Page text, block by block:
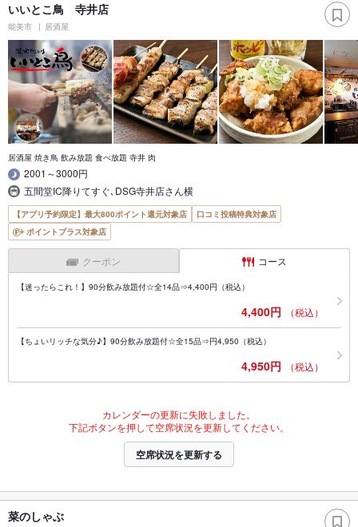
いいとこ鳥 寺井店
能美市 居酒屋
居酒屋 焼き鳥 飲み放題 食べ放題 寺井 肉
2001～3000円
五間堂IC降りてすぐ､DSG寺井店さん横
【アプリ予約限定】最大800ポイント還元対象店
口コミ投稿特典対象店
ポイントプラス対象店
クーポン コース
【迷ったらこれ！】90分飲み放題付☆全14品⇒4,400円（税込）
4,400円 （税込）
【ちょいリッチな気分♪】90分飲み放題付☆全15品⇒円4,950（税込）
4,950円 （税込）
カレンダーの更新に失敗しました。
下記ボタンを押して空席状況を更新してください。
空席状況を更新する
菜のしゃぶ